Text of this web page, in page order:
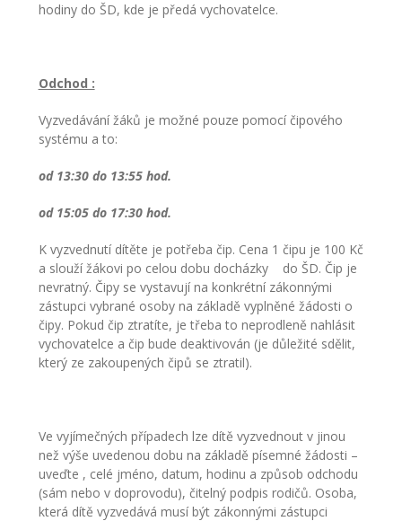
-- První školní dny
-- Inspekční zpráva
Družina
Jídelna
-- O školní jídelně
-- Jídelníček
-- Alergeny
-- Provozní řád školní jídelny
hodiny do ŠD, kde je předá vychovatelce.
Odchod :
Vyzvedávání žáků je možné pouze pomocí čipového
systému a to:
od 13:30 do 13:55 hod.
od 15:05 do 17:30 hod.
K vyzvednutí dítěte je potřeba čip. Cena 1 čipu je 100 Kč
a slouží žákovi po celou dobu docházky do ŠD. Čip je
nevratný. Čipy se vystavují na konkrétní zákonnými
zástupci vybrané osoby na základě vyplněné žádosti o
čipy. Pokud čip ztratíte, je třeba to neprodleně nahlásit
vychovatelce a čip bude deaktivován (je důležité sdělit,
který ze zakoupených čipů se ztratil).
Ve vyjímečných případech lze dítě vyzvednout v jinou
než výše uvedenou dobu na základě písemné žádosti –
uveďte , celé jméno, datum, hodinu a způsob odchodu
(sám nebo v doprovodu), čitelný podpis rodičů. Osoba,
která dítě vyzvedává musí být zákonnými zástupci